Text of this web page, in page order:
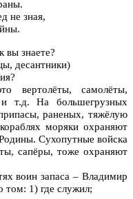
зная,
вы знаете?
десантники)
вертолёты, самолёты,
и т.д. На большегрузных
раненых, тяжёлую
моряки охраняют
Сухопутные войска
сапёры, тоже охраняют
воин запаса – Владимир
том: 1) где служил;